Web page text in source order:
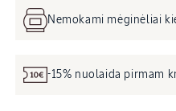
Nemokami mėginėliai
-15% nuolaida pirmam